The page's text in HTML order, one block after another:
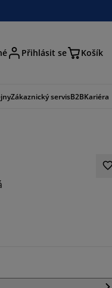
Přihlásit se Košík
Zákaznický servisB2BKariéra